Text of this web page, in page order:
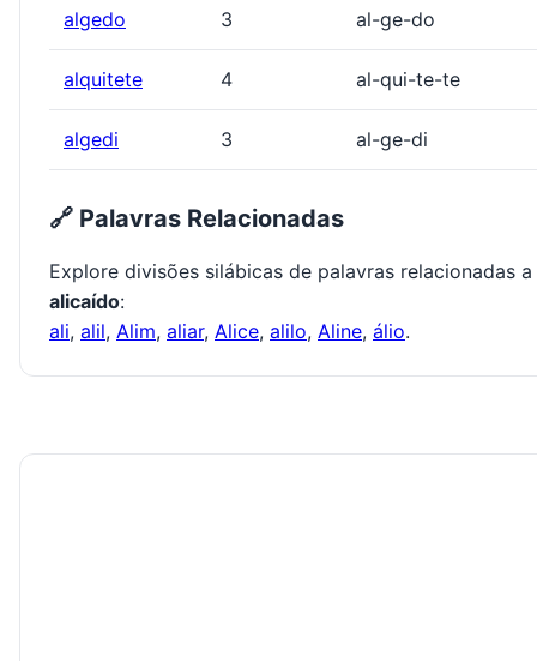
algedo 3 al-ge-do
alquitete 4 al-qui-te-te
algedi 3 al-ge-di
🔗 Palavras Relacionadas
Explore divisões silábicas de palavras relacionadas a
alicaído:
ali, alil, Alim, aliar, Alice, alilo, Aline, álio.